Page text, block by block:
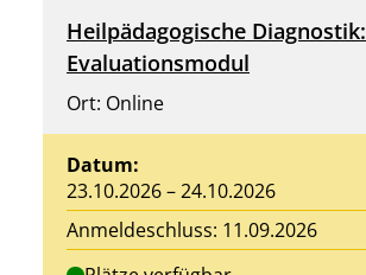
Heilpädagogische Diagnostik:
Evaluationsmodul
Ort: Online
Datum:
23.10.2026 – 24.10.2026
Anmeldeschluss: 11.09.2026